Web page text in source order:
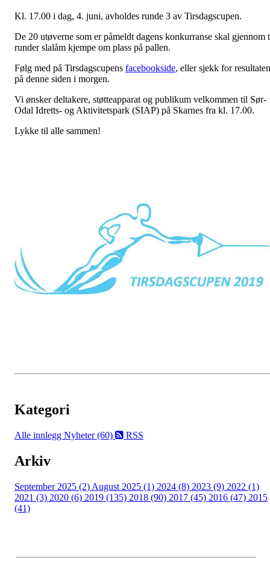
Kl. 17.00 i dag, 4. juni, avholdes runde 3 av Tirsdagscupen.
De 20 utøverne som er påmeldt dagens konkurranse skal gjennom
runder slalåm kjempe om plass på pallen.
Følg med på Tirsdagscupens facebookside, eller sjekk for
på denne siden i morgen.
Vi ønsker deltakere, støtteapparat og publikum velkommen til Sør-
Odal Idretts- og Aktivitetspark (SIAP) på Skarnes fra kl. 17.00.
Lykke til alle sammen!
Kategori
Alle innlegg Nyheter (60) RSS
Arkiv
September 2025 (2) August 2025 (1) 2024 (8) 2023 (9) 2022 (1)
2021 (3) 2020 (6) 2019 (135) 2018 (90) 2017 (45) 2016 (47) 2015
(41)